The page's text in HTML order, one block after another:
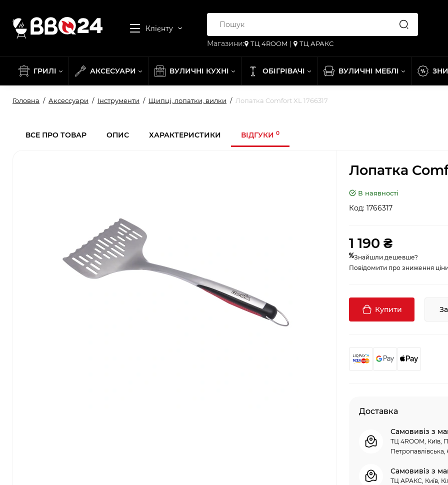
Клієнту
Магазини:
ТЦ 4ROOM | ТЦ АРАКС
ГРИЛІ АКСЕСУАРИ ВУЛИЧНІ КУХНІ ОБІГРІВАЧІ ВУЛИЧНІ МЕБЛІ
Головна Аксессуари Інструменти Щипці, лопатки, вилки Лопатка Comfort XL 1766317
ВСЕ ПРО ТОВАР ОПИС ХАРАКТЕРИСТИКИ ВІДГУКИ 0
Лопатка
В наявності
Код: 1766317
1 190 ₴
Знайшли дешевше?
Повідомити про зниження ціни,
Купити
Доставка
Самовивіз з
ТЦ 4ROOM, Київ,
Петропавлівська,
Самовивіз з
ТЦ АРАКС, Київ,